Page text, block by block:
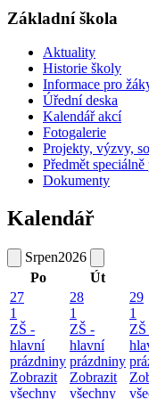
Základní škola
Aktuality
Historie školy
Informace pro
Úřední deska
Kalendář akcí
Fotogalerie
Projekty, výzvy,
Předmět
Dokumenty
Kalendář
Srpen2026
Po
Út
27
1
ZŠ -
hlavní
prázdniny
Zobrazit
všechny
28
1
ZŠ -
hlavní
prázdniny
Zobrazit
všechny
29
1
ZŠ